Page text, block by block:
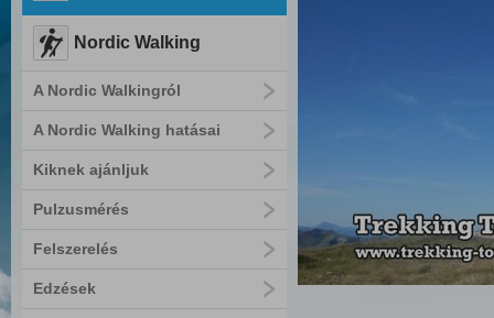
Nordic Walking
A Nordic Walkingról
A Nordic Walking hatásai
Kiknek ajánljuk
Pulzusmérés
Felszerelés
Edzések